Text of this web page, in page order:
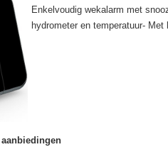
Enkelvoudig wekalarm met
hydrometer en temperatuur- Met